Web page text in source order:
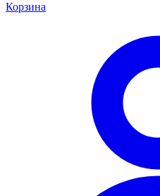
Корзина